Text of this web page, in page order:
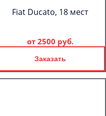
Fiat Ducato, 18 мест
от 2500 руб.
Заказать